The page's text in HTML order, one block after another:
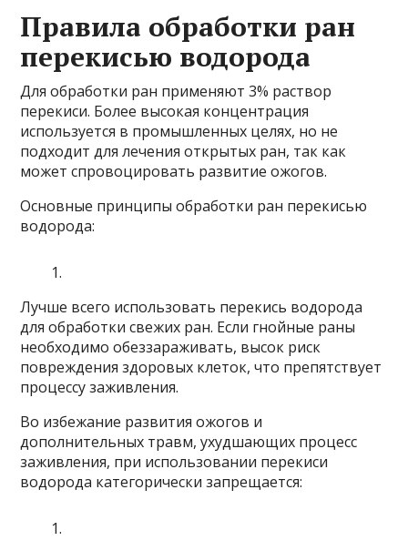
Правила обработки ран
перекисью водорода
Для обработки ран применяют 3% раствор
перекиси. Более высокая концентрация
используется в промышленных целях, но не
подходит для лечения открытых ран, так как
может спровоцировать развитие ожогов.
Основные принципы обработки ран перекисью
водорода:
Лучше всего использовать перекись водорода
для обработки свежих ран. Если гнойные раны
необходимо обеззараживать, высок риск
повреждения здоровых клеток, что препятствует
процессу заживления.
Во избежание развития ожогов и
дополнительных травм, ухудшающих процесс
заживления, при использовании перекиси
водорода категорически запрещается: